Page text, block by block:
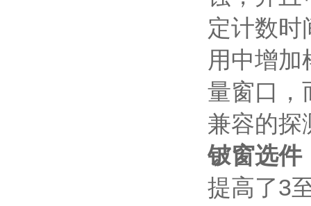
定计数时
用中增
量窗口，
兼容的探
铍窗选件
提高了3